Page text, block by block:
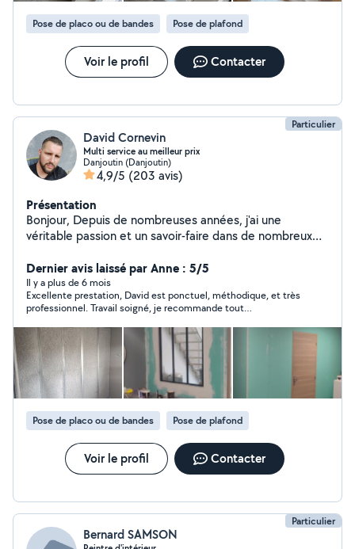
Pose de placo ou de bandes Pose de plafond
Voir le profil Contacter
Particulier
David Cornevin
Multi service au meilleur prix
Danjoutin (Danjoutin)
4,9/5 (203 avis)
Présentation
Bonjour, Depuis de nombreuses années, j'ai une
véritable passion et un savoir-faire dans de nombreux
polyvalent, C'est pour cela que j'ai décidé de proposé
mon aide sur ce site. Je peux aussi vous débarrasser
des encombrants, vide maison et déchetterie. Je suis
sérieux, ponctuel et motivé. N'hésitez pas à m'envoyer
votre demande, Je suis toujours disponible pour
répondre à vos attentes. Bien cordialement, David
Dernier avis laissé par Anne : 5/5
Il y a plus de 6 mois
Excellente prestation, David est ponctuel, méthodique, et très
professionnel. Travail soigné, je recommande tout
Pose de placo ou de bandes Pose de plafond
Voir le profil Contacter
Particulier
Bernard SAMSON